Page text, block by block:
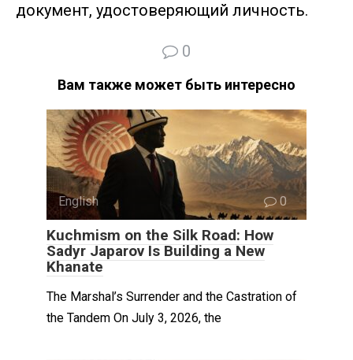
документ, удостоверяющий личность.
0
Вам также может быть интересно
English 0
Kuchmism on the Silk Road: How
Sadyr Japarov Is Building a New
Khanate
The Marshal’s Surrender and the Castration of
the Tandem On July 3, 2026, the